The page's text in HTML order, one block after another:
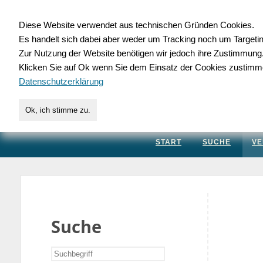
für Handwerk,
START SUCHE
Suche
Diese Website verwendet aus technischen Gründen Cookies.
Es handelt sich dabei aber weder um Tracking noch um
Zur Nutzung der Website benötigen wir jedoch ihre Zustimmung.
Klicken Sie auf Ok wenn Sie dem Einsatz der Cookies
Datenschutzerklärung
Ok, ich stimme zu.